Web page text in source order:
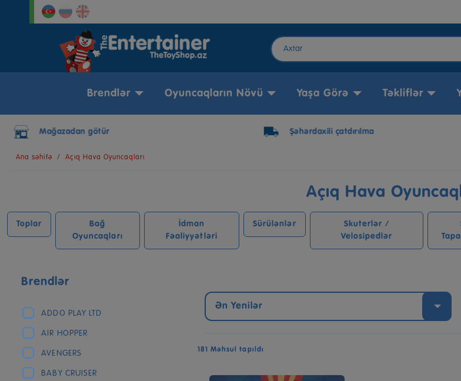
Brendlər Oyuncaqların Növü Yaşa Görə Təkliflər
Şəhərdaxili çatdırılma 50 AZN+ pulsuz çatdırılma
Ana səhifə Açıq Hava Oyuncaqları
Açıq Hava
Toplar
Bağ
Oyuncaqları
İdman
Fəaliyyətləri
Sürülənlər
Skuterlər /
Velosipedlər
Brendlər
ADDO PLAY LTD
AIR HOPPER
AVENGERS
BABY CRUISER
Ən Yenilər
181 Məhsul tapıldı